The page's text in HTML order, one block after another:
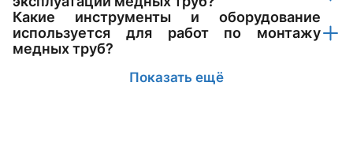
Какие инструменты и оборудование
используется для работ по монтажу
медных труб?
Показать ещё